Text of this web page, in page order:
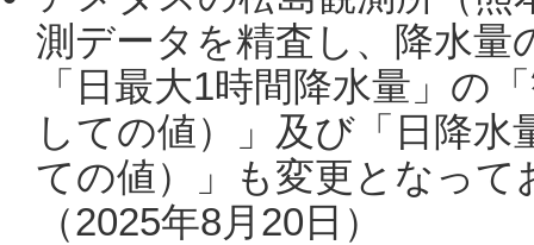
測データを精査し、降水
「日最大1時間降水量」の
しての値）」及び「日降
ての値）」も変更となっ
（2025年8月20日）